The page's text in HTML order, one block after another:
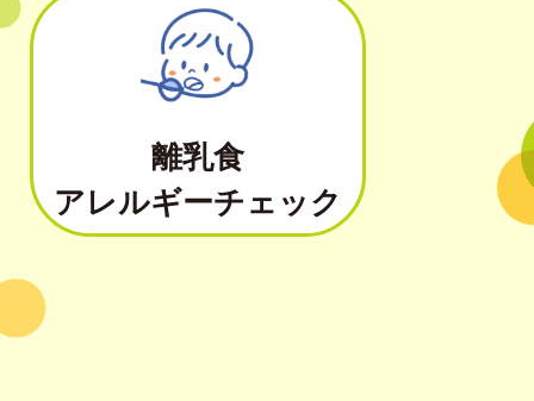
離乳食
アレルギーチェック